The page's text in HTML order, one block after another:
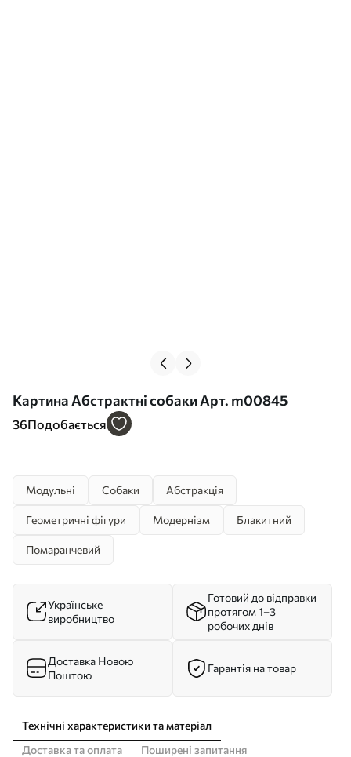
Картина Абстрактні собаки Арт. m00845
36Подобається
Модульні Собаки Абстракція
Геометричні фігури Модернізм Блакитний
Помаранчевий
Українське
виробництво
Готовий до відправки
протягом 1–3
робочих днів
Доставка Новою
Поштою
Гарантія на товар
Технічні характеристики та матеріал
Доставка та оплата
Поширені запитання